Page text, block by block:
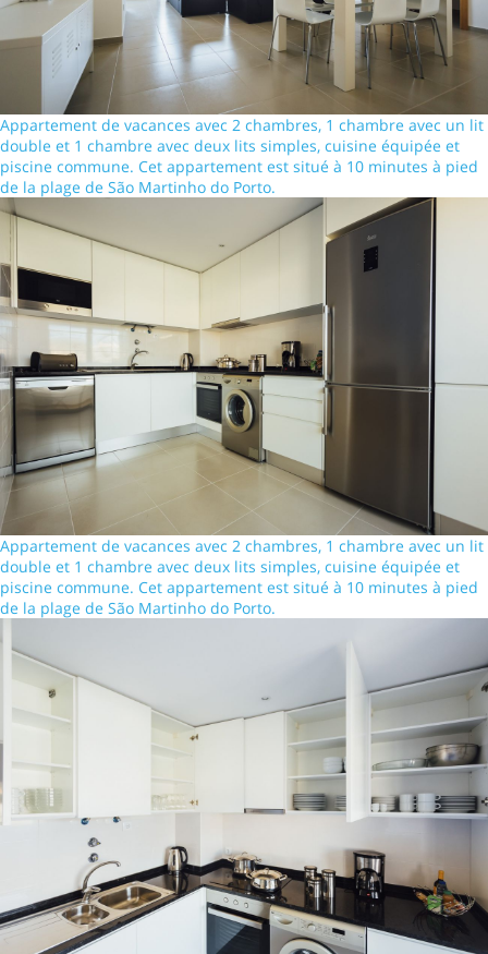
Appartement de vacances avec 2 chambres, 1 chambre avec un lit
double et 1 chambre avec deux lits simples, cuisine équipée et
piscine commune. Cet appartement est situé à 10 minutes à pied
de la plage de São Martinho do Porto.
Appartement de vacances avec 2 chambres, 1 chambre avec un lit
double et 1 chambre avec deux lits simples, cuisine équipée et
piscine commune. Cet appartement est situé à 10 minutes à pied
de la plage de São Martinho do Porto.